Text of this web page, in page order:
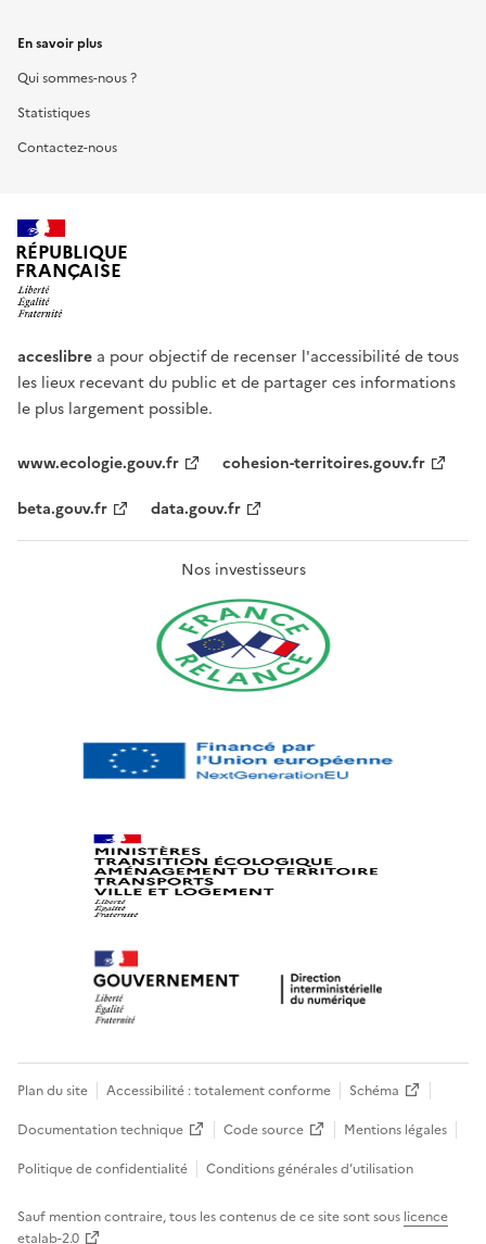
En savoir plus
Qui sommes-nous ?
Statistiques
Contactez-nous
RÉPUBLIQUE
FRANÇAISE
acceslibre a pour objectif de recenser l'accessibilité de tous
les lieux recevant du public et de partager ces informations
le plus largement possible.
www.ecologie.gouv.fr
cohesion-territoires.gouv.fr
beta.gouv.fr
data.gouv.fr
Nos investisseurs
Plan du site Accessibilité : totalement conforme
Schéma
Documentation technique
Code source
Mentions légales
Politique de confidentialité
Conditions générales d’utilisation
Sauf mention contraire, tous les contenus de ce site sont sous licence
etalab-2.0